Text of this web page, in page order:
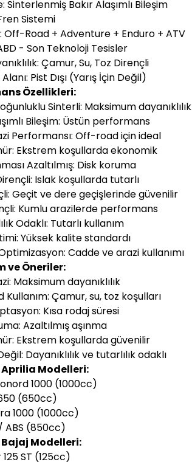
Sinterlenmiş Bakır Alaşımlı Bileşim
Sistemi
Off-Road + Adventure + Enduro + ATV
- Son Teknoloji Tesisler
Çamur, Su, Toz Dirençli
Pist Dışı (Yarış İçin Değil)
Özellikleri:
Sinterli: Maksimum dayanıklılık
Bileşim: Üstün performans
Performansı: Off-road için ideal
Ekstrem koşullarda ekonomik
Azaltılmış: Disk koruma
Islak koşullarda tutarlı
Geçit ve dere geçişlerinde güvenilir
Kumlu arazilerde performans
Odaklı: Tutarlı kullanım
Yüksek kalite standardı
Optimizasyon: Cadde ve arazi kullanımı
ve Öneriler:
Maksimum dayanıklılık
Kullanım: Çamur, su, toz koşulları
Kısa rodaj süresi
Azaltılmış aşınma
Ekstrem koşullarda güvenilir
Dayanıklılık ve tutarlılık odaklı
Modelleri:
1000 (1000cc)
(650cc)
1000 (1000cc)
ABS (850cc)
Modelleri:
ST (125cc)